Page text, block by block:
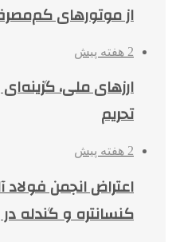
از موتورهای
2 هفته پیش
ارزهای ملی،
تحریم
2 هفته پیش
اعتراض انجمن
کنسانتره و گندله